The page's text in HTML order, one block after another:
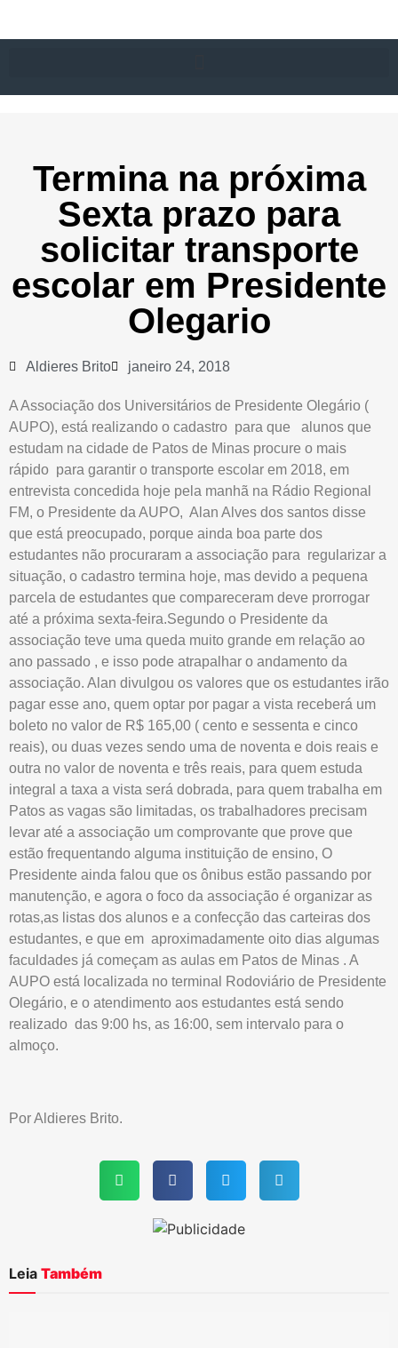
Termina na próxima
Sexta prazo para
solicitar transporte
escolar em Presidente
Olegario
Aldieres Brito janeiro 24, 2018
A Associação dos Universitários de Presidente Olegário (
AUPO), está realizando o cadastro para que alunos que
estudam na cidade de Patos de Minas procure o mais
rápido para garantir o transporte escolar em 2018, em
entrevista concedida hoje pela manhã na Rádio Regional
FM, o Presidente da AUPO, Alan Alves dos santos disse
que está preocupado, porque ainda boa parte dos
estudantes não procuraram a associação para regularizar a
situação, o cadastro termina hoje, mas devido a pequena
parcela de estudantes que compareceram deve prorrogar
até a próxima sexta-feira.Segundo o Presidente da
associação teve uma queda muito grande em relação ao
ano passado , e isso pode atrapalhar o andamento da
associação. Alan divulgou os valores que os estudantes irão
pagar esse ano, quem optar por pagar a vista receberá um
boleto no valor de R$ 165,00 ( cento e sessenta e cinco
reais), ou duas vezes sendo uma de noventa e dois reais e
outra no valor de noventa e três reais, para quem estuda
integral a taxa a vista será dobrada, para quem trabalha em
Patos as vagas são limitadas, os trabalhadores precisam
levar até a associação um comprovante que prove que
estão frequentando alguma instituição de ensino, O
Presidente ainda falou que os ônibus estão passando por
manutenção, e agora o foco da associação é organizar as
rotas,as listas dos alunos e a confecção das carteiras dos
estudantes, e que em aproximadamente oito dias algumas
faculdades já começam as aulas em Patos de Minas . A
AUPO está localizada no terminal Rodoviário de Presidente
Olegário, e o atendimento aos estudantes está sendo
realizado das 9:00 hs, as 16:00, sem intervalo para o
almoço.
Por Aldieres Brito.
Leia Também